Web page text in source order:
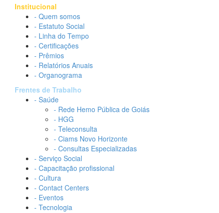
Institucional
- Quem somos
- Estatuto Social
- Linha do Tempo
- Certificações
- Prêmios
- Relatórios Anuais
- Organograma
Frentes de Trabalho
- Saúde
- Rede Hemo Pública de Goiás
- HGG
- Teleconsulta
- Ciams Novo Horizonte
- Consultas Especializadas
- Serviço Social
- Capacitação profissional
- Cultura
- Contact Centers
- Eventos
- Tecnologia